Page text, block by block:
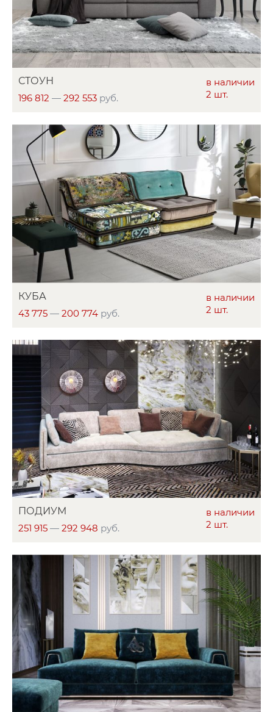
в наличии
2 шт.
СТОУН
196 812 — 292 553 руб.
в наличии
2 шт.
КУБА
43 775 — 200 774 руб.
в наличии
2 шт.
ПОДИУМ
251 915 — 292 948 руб.